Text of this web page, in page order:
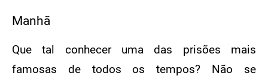
Manhã
Que tal conhecer uma das prisões mais
famosas de todos os tempos? Não se